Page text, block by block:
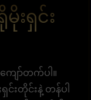
ရှင်း
ကျော်တက်ပါ။
င်းတိုင်းနဲ့ တန်ပါ